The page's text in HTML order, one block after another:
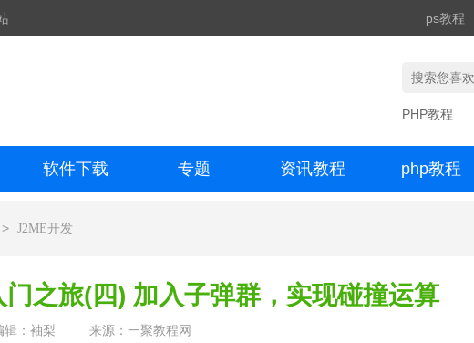
ps教程
PHP教程
软件下载 专题 资讯教程 php教程
> J2ME开发
之旅(四) 加入子弹群，实现碰撞运算
辑：袖梨
来源：一聚教程网